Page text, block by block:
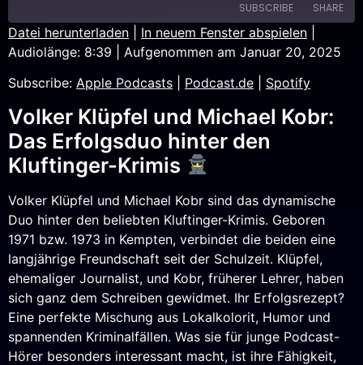
SUBSCRIBE SHARE
Apple Podcasts Podcast.de
Spotify
RSS FEED
SHARE
LINK
EMBED
Datei herunterladen In neuem Fenster abspielen
Audiolänge: 8:39
Aufgenommen am Januar 20, 2025
Subscribe: Apple Podcasts Podcast.de Spotify
Volker Klüpfel und Michael Kobr:
Das Erfolgsduo hinter den
Kluftinger-Krimis
Volker Klüpfel und Michael Kobr sind das dynamische
Duo hinter den beliebten Kluftinger-Krimis. Geboren
1971 bzw. 1973 in Kempten, verbindet die beiden eine
langjährige Freundschaft seit der Schulzeit. Klüpfel,
ehemaliger Journalist, und Kobr, früherer Lehrer, haben
sich ganz dem Schreiben gewidmet. Ihr Erfolgsrezept?
Eine perfekte Mischung aus Lokalkolorit, Humor und
spannenden Kriminalfällen. Was sie für junge Podcast-
Hörer besonders interessant macht, ist ihre Fähigkeit,